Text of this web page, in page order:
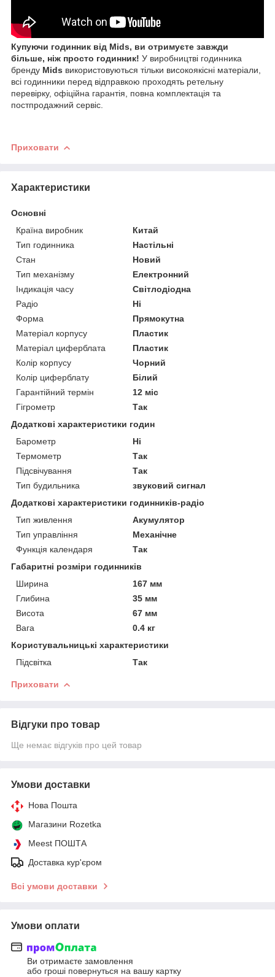
Купуючи годинник від Mids, ви отримуєте завжди
більше, ніж просто годинник! У виробництві годинника
бренду Mids використовуються тільки високоякісні матеріали,
всі годинники перед відправкою проходять ретельну
перевірку, офіційна гарантія, повна комплектація та
постпродажний сервіс.
Приховати
Характеристики
Основні
Країна виробник
Китай
Тип годинника
Настільні
Стан
Новий
Тип механізму
Електронний
Індикація часу
Світлодіодна
Радіо
Ні
Форма
Прямокутна
Матеріал корпусу
Пластик
Матеріал циферблата
Пластик
Колір корпусу
Чорний
Колір циферблату
Білий
Гарантійний термін
12 міс
Гігрометр
Так
Додаткові характеристики годин
Барометр
Ні
Термометр
Так
Підсвічування
Так
Тип будильника
звуковий сигнал
Додаткові характеристики годинників-радіо
Тип живлення
Акумулятор
Тип управління
Механічне
Функція календаря
Так
Габаритні розміри годинників
Ширина
167 мм
Глибина
35 мм
Висота
67 мм
Вага
0.4 кг
Користувальницькі характеристики
Підсвітка
Так
Приховати
Відгуки про товар
Ще немає відгуків про цей товар
Умови доставки
Нова Пошта
Магазини Rozetka
Meest ПОШТА
Доставка кур'єром
Всі умови доставки
Умови оплати
Ви отримаєте замовлення
або гроші повернуться на вашу картку